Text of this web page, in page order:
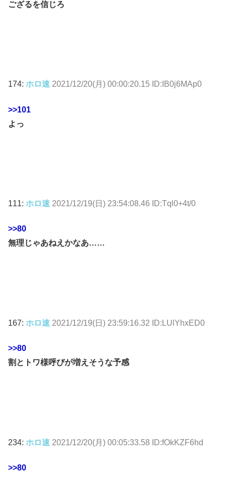
ござるを信じろ
174: ホロ速 2021/12/20(月) 00:00:20.15 ID:IB0j6MAp0
>>101
よっ
111: ホロ速 2021/12/19(日) 23:54:08.46 ID:Tql0+4t/0
>>80
無理じゃあねえかなあ……
167: ホロ速 2021/12/19(日) 23:59:16.32 ID:LUlYhxED0
>>80
割とトワ様呼びが増えそうな予感
234: ホロ速 2021/12/20(月) 00:05:33.58 ID:fOkKZF6hd
>>80